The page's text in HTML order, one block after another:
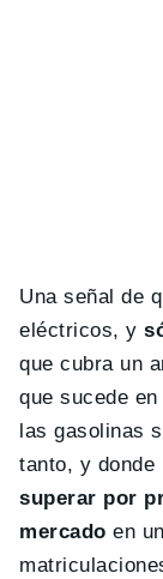
Una señal de
eléctricos, y
que cubra un
que sucede
las gasolinas
tanto, y donde
superar por
mercado en